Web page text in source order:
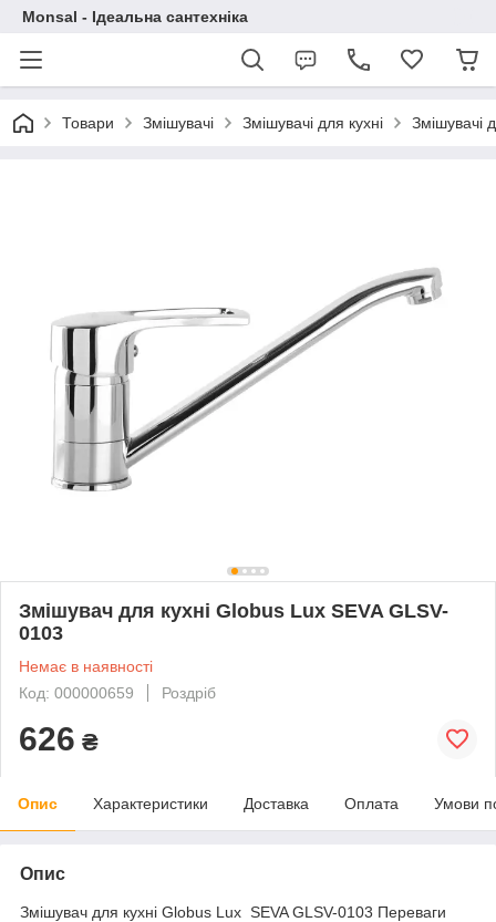
Monsal - Ідеальна сантехніка
Товари Змішувачі Змішувачі для кухні Змішувачі
Змішувач для кухні Globus Lux SEVA GLSV-
0103
Немає в наявності
Код: 000000659
Роздріб
626 ₴
Опис Характеристики Доставка Оплата Умови
Опис
Змішувач для кухні Globus Lux SEVA GLSV-0103 Переваги